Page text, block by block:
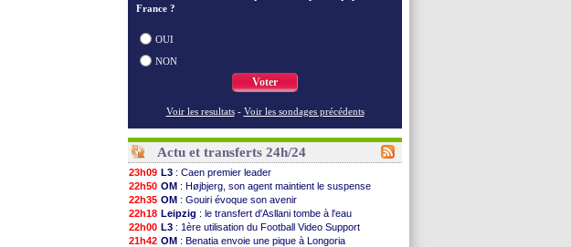
France ?
OUI
NON
Voter
Voir les resultats - Voir les sondages précédents
Actu et transferts 24h/24
23h09 L3 : Caen premier leader
22h50 OM : Højbjerg, son agent maintient le suspense
22h35 OM : Gouiri évoque son avenir
22h18 Leipzig : le transfert d'Asllani tombe à l'eau
22h00 L3 : 1ère utilisation du Football Video Support
21h42 OM : Benatia envoie une pique à Longoria